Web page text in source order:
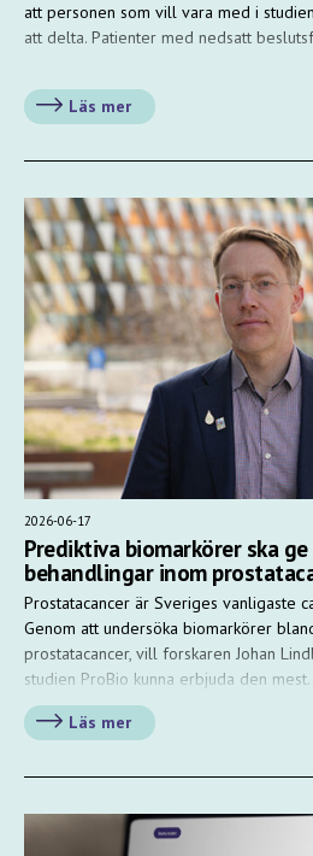
att personen som vill vara med i
att delta. Patienter med nedsatt
Läs mer
2026-06-17
Prediktiva biomarkörer ska
behandlingar inom
Prostatacancer är Sveriges vanligaste
Genom att undersöka biomarkörer
prostatacancer, vill forskaren Johan
studien ProBio kunna erbjuda den
Läs mer